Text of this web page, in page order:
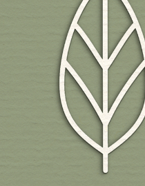
wird dies um die wichtigen
Zink, Selen, Chrom und Jod zu
und umfassenden Multi-
müssen zudem immer
Die Stabilisierung des
aus rein pflanzlicher Quelle.
und Rosmarin-Extrakt
auf den Einsatz von